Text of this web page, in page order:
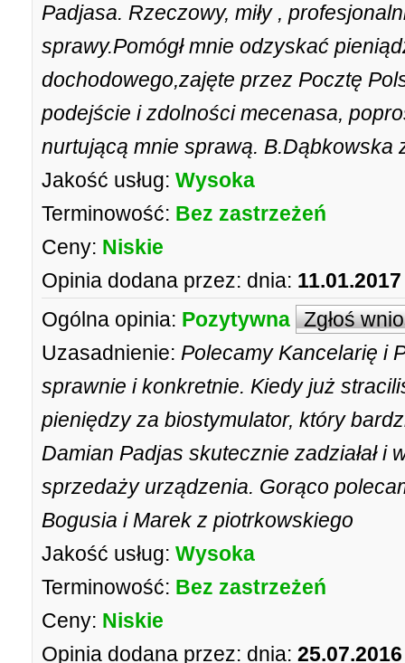
Padjasa. Rzeczowy, miły ,
sprawy.Pomógł mnie odzyskać
dochodowego,zajęte przez Pocztę
podejście i zdolności mecenasa,
nurtującą mnie sprawą. B.Dąbkowska
Jakość usług: Wysoka
Terminowość: Bez zastrzeżeń
Ceny: Niskie
Opinia dodana przez: dnia:
Ogólna opinia: Pozytywna Zgłoś
Uzasadnienie: Polecamy Kancelarię i
sprawnie i konkretnie. Kiedy już
pieniędzy za biostymulator, który
Damian Padjas skutecznie zadziałał i
sprzedaży urządzenia. Gorąco
Bogusia i Marek z piotrkowskiego
Jakość usług: Wysoka
Terminowość: Bez zastrzeżeń
Ceny: Niskie
Opinia dodana przez: dnia: